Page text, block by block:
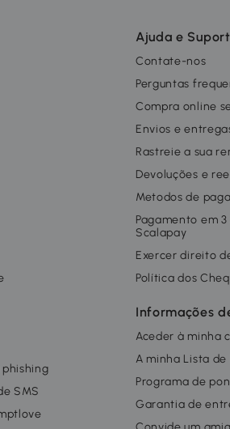
SMS
Ajuda e
Contate-nos
Perguntas
Compra online
Envios e
Rastreie a sua
Devoluções e
Metodos de
Pagamento em
Scalapay
Exercer direito
Política dos
Informações
Aceder à minha
A minha Lista de
Programa de
Garantia de